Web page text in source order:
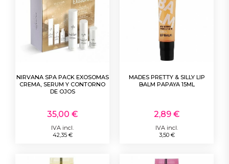
NIRVANA SPA PACK EXOSOMAS
CREMA, SERUM Y CONTORNO
DE OJOS
35,00 €
IVA incl.
42,35 €
MADES PRETTY & SILLY LIP
BALM PAPAYA 15ML
2,89 €
IVA incl.
3,50 €